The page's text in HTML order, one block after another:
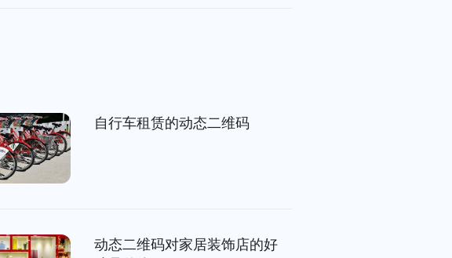
自行车租赁的动态二维码
动态二维码对家居装饰店的好